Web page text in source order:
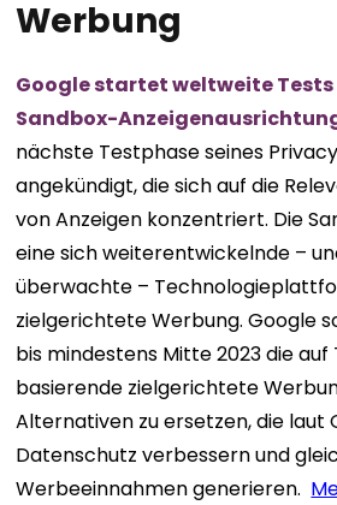
Werbung
Google startet weltweite Tests
Sandbox-
nächste Testphase seines
angekündigt, die sich auf die
von Anzeigen konzentriert. Die
eine sich weiterentwickelnde –
überwachte –
zielgerichtete Werbung. Google
bis mindestens Mitte 2023 die
basierende zielgerichtete
Alternativen zu ersetzen, die laut
Datenschutz verbessern und
Werbeeinnahmen generieren.